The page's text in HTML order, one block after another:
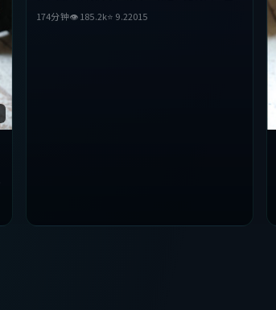
突破，探讨人性与抉择，节奏张弛有度，适合喜
174分钟👁185.2k⭐ 9.22015